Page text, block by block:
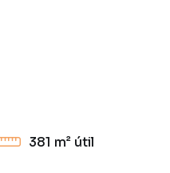
381 m² útil